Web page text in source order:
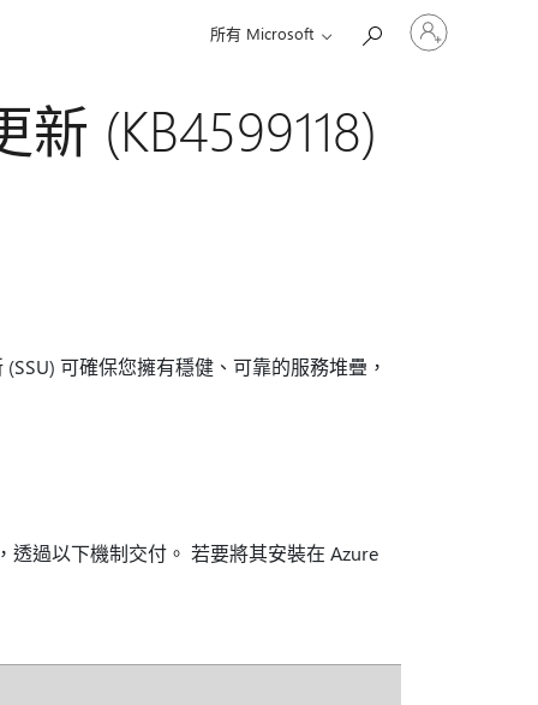
所有 Microsoft
登
入
(KB4599118)
可確保您擁有穩健、可靠的服務堆疊，
透過以下機制交付。 若要將其安裝在 Azure